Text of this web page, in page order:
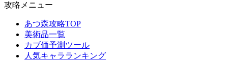
攻略メニュー
あつ森攻略TOP
美術品一覧
カブ価予測ツール
人気キャラランキング